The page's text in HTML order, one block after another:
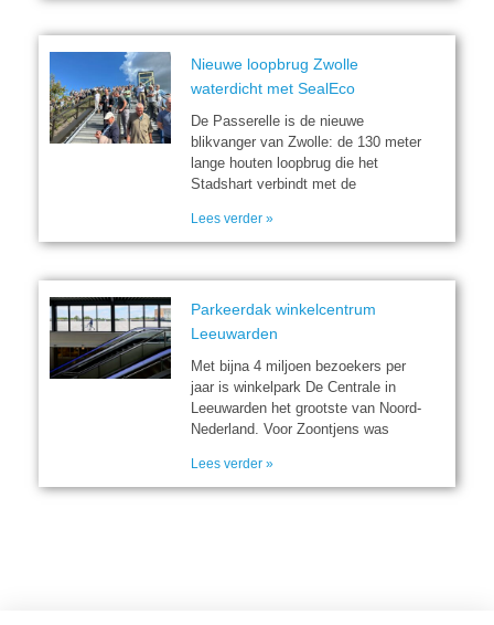
Nieuwe loopbrug Zwolle
waterdicht met SealEco
De Passerelle is de nieuwe
blikvanger van Zwolle: de 130 meter
lange houten loopbrug die het
Stadshart verbindt met de
Lees verder »
Parkeerdak winkelcentrum
Leeuwarden
Met bijna 4 miljoen bezoekers per
jaar is winkelpark De Centrale in
Leeuwarden het grootste van Noord-
Nederland. Voor Zoontjens was
Lees verder »